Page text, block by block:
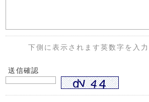
下側に表示されます英数字を入
送信確認